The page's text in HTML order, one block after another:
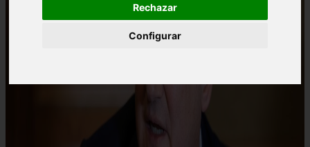
Rechazar
Configurar